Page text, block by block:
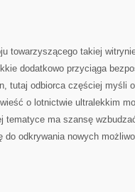
towarzyszącego takiej
dodatkowo przyciąga
tutaj odbiorca częściej myśli
o lotnictwie ultralekkim
tematyce ma szansę
do odkrywania nowych